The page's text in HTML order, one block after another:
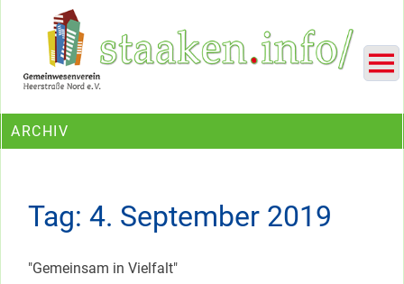
Ein Projekt des Gemeinwesenvereins Heerstraße Nord
ARCHIV
Tag: 4. September 2019
"Gemeinsam in Vielfalt"